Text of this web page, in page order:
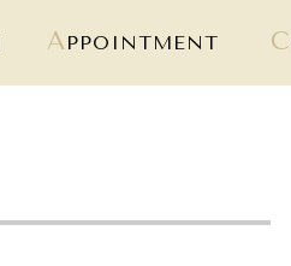
APPOINTMENT C